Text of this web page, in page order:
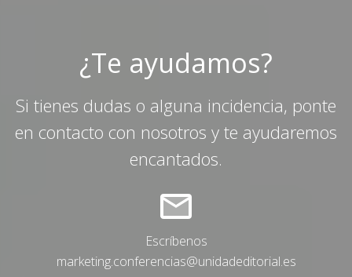
¿Te ayudamos?
Si tienes dudas o alguna incidencia, ponte
en contacto con nosotros y te ayudaremos
encantados.
Escríbenos
marketing.conferencias@unidadeditorial.es